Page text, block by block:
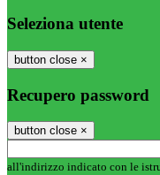
Seleziona utente
button close ×
Recupero password
button close ×
all'indirizzo indicato con le